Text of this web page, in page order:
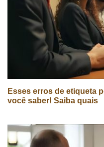
Esses erros de etiqueta
você saber! Saiba quais